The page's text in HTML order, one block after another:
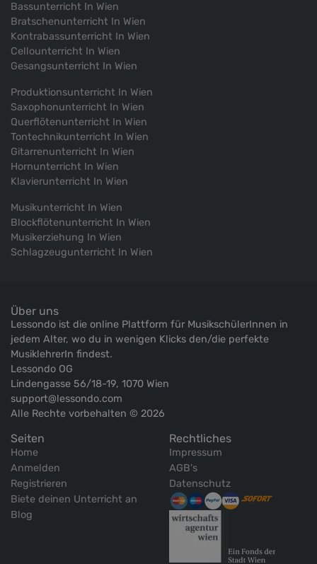
Bassunterricht In Wien
Bratschenunterricht In Wien
Kontrabassunterricht In Wien
Cellounterricht In Wien
Gesangsunterricht In Wien
Produktionsunterricht In Wien
Saxophonunterricht In Wien
Querflötenunterricht In Wien
Tontechnikunterricht In Wien
Gitarrenunterricht In Wien
Hornunterricht In Wien
Klavierunterricht In Wien
Musikunterricht In Wien
Blockflötenunterricht In Wien
Musikerziehung In Wien
Schlagzeugunterricht In Wien
Über uns
Lessondo ist die online Plattform für MusikschülerInnen in
jedem Alter, wo du in wenigen Klicks den/die perfekte
MusiklehrerIn findest.
Lessondo OG
Lindengasse 56/18-19, 1070 Wien
support@lessondo.com
Alle Rechte vorbehalten © 2026
Seiten
Home
Anmelden
Registrieren
Biete deinen Unterricht an
Blog
Rechtliches
Impressum
AGB's
Datenschutz